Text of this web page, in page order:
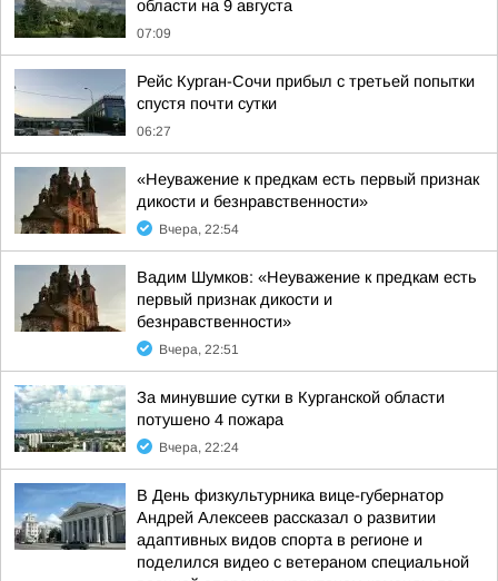
области на 9 августа
07:09
Рейс Курган-Сочи прибыл с третьей попытки
спустя почти сутки
06:27
«Неуважение к предкам есть первый признак
дикости и безнравственности»
Вчера, 22:54
Вадим Шумков: «Неуважение к предкам есть
первый признак дикости и
безнравственности»
Вчера, 22:51
За минувшие сутки в Курганской области
потушено 4 пожара
Вчера, 22:24
В День физкультурника вице-губернатор
Андрей Алексеев рассказал о развитии
адаптивных видов спорта в регионе и
поделился видео с ветераном специальной